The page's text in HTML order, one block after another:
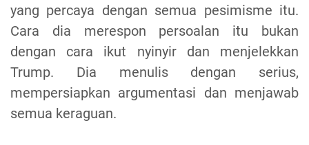
yang percaya dengan semua pesimisme itu.
Cara dia merespon persoalan itu bukan
dengan cara ikut nyinyir dan menjelekkan
Trump. Dia menulis dengan serius,
mempersiapkan argumentasi dan menjawab
semua keraguan.